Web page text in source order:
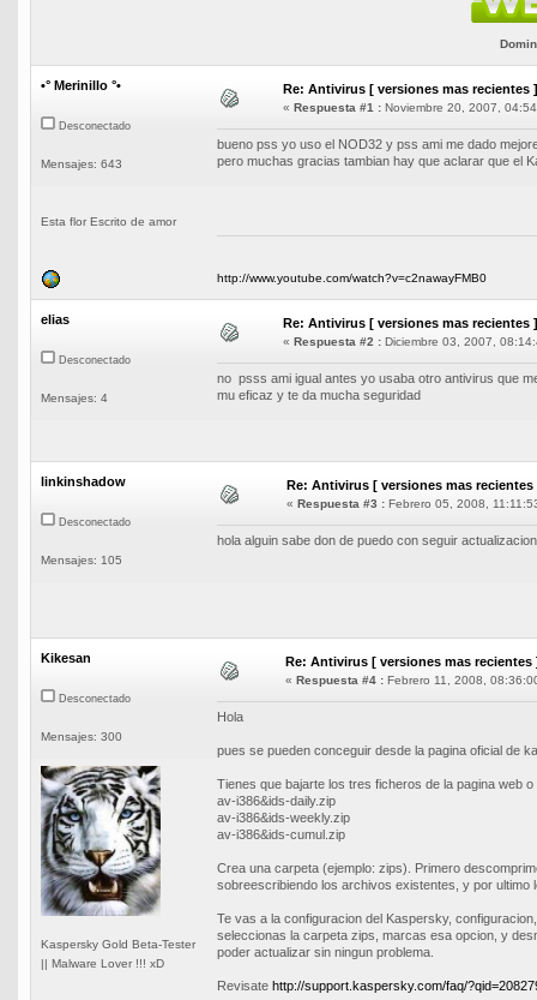
•° Merinillo °•
Desconectado
Mensajes: 643
Esta flor Escrito de amor
Re: Antivirus [ versiones mas recientes ]
« Respuesta #1 : Noviembre 20, 2007,
bueno pss yo uso el NOD32 y pss ami me dado
pero muchas gracias tambian hay que aclarar que el
http://www.youtube.com/watch?v=c2nawayFMB0
elias
Desconectado
Mensajes: 4
Re: Antivirus [ versiones mas recientes ]
« Respuesta #2 : Diciembre 03, 2007,
no psss ami igual antes yo usaba otro antivirus que
mu eficaz y te da mucha seguridad
linkinshadow
Desconectado
Mensajes: 105
Re: Antivirus [ versiones mas recientes
« Respuesta #3 : Febrero 05, 2008,
hola alguin sabe don de puedo con seguir
Kikesan
Desconectado
Mensajes: 300
Kaspersky Gold Beta-Tester
|| Malware Lover !!! xD
Re: Antivirus [ versiones mas recientes
« Respuesta #4 : Febrero 11, 2008,
Hola
pues se pueden conceguir desde la pagina oficial de
Tienes que bajarte los tres ficheros de la pagina web
av-i386&ids-daily.zip
av-i386&ids-weekly.zip
av-i386&ids-cumul.zip
Crea una carpeta (ejemplo: zips). Primero
sobreescribiendo los archivos existentes, y por ultimo
Te vas a la configuracion del Kaspersky,
seleccionas la carpeta zips, marcas esa opcion, y
poder actualizar sin ningun problema.
Revisate http://support.kaspersky.com/faq/